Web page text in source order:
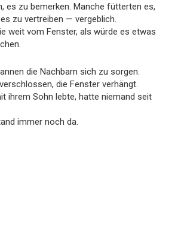
es zu bemerken. Manche fütterten es,
zu vertreiben — vergeblich.
weit vom Fenster, als würde es etwas
die Nachbarn sich zu sorgen.
die Fenster verhängt.
ihrem Sohn lebte, hatte niemand seit
immer noch da.